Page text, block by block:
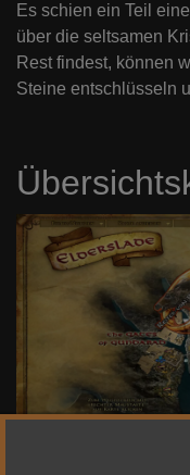
Es schien ein Teil
über die seltsamen
Rest findest, können
Steine entschlüsseln